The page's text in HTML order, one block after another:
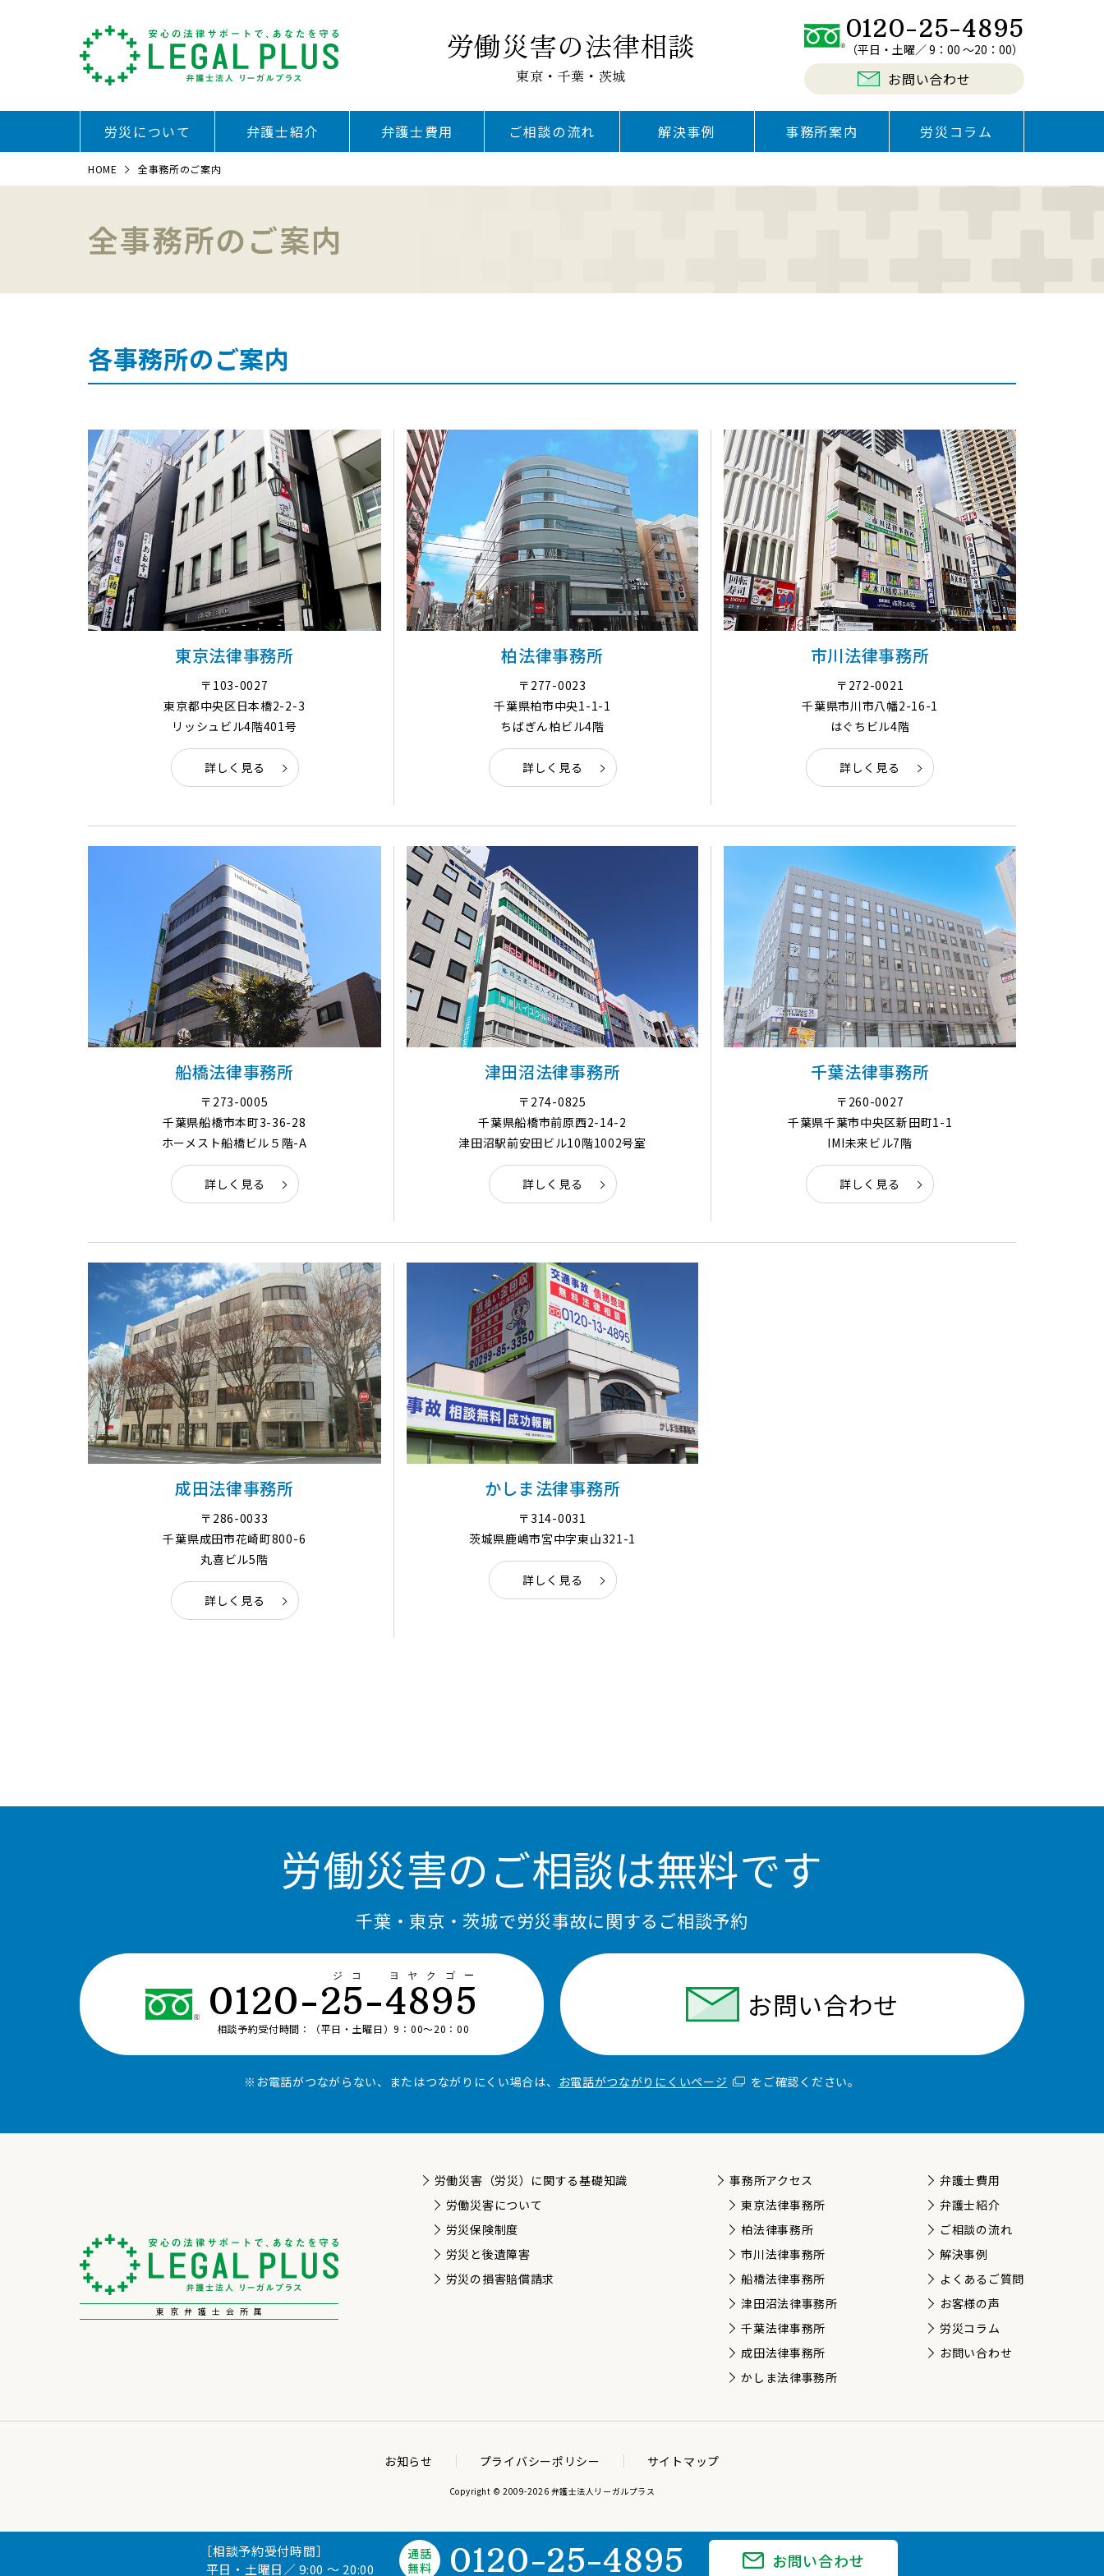
労働災害の法律相談
東京・千葉・茨城
0120-25-4895
（平日・土曜／ 9：00 〜20：00）
お問い合わせ
労災について 弁護士紹介 弁護士費用 ご相談の流れ 解決事例 事務所案内 労災コラム
HOME 全事務所のご案内
全事務所のご案内
各事務所のご案内
東京法律事務所
〒103-0027
東京都中央区日本橋2-2-3
リッシュビル4階401号
詳しく見る
柏法律事務所
〒277-0023
千葉県柏市中央1-1-1
ちばぎん柏ビル4階
詳しく見る
市川法律事務所
〒272-0021
千葉県市川市八幡2-16-1
はぐちビル4階
詳しく見る
船橋法律事務所
〒273-0005
千葉県船橋市本町3-36-28
ホーメスト船橋ビル５階-A
詳しく見る
津田沼法律事務所
〒274-0825
千葉県船橋市前原西2-14-2
津田沼駅前安田ビル10階1002号室
詳しく見る
千葉法律事務所
〒260-0027
千葉県千葉市中央区新田町1-1
IMI未来ビル7階
詳しく見る
成田法律事務所
〒286-0033
千葉県成田市花崎町800-6
丸喜ビル5階
詳しく見る
かしま法律事務所
〒314-0031
茨城県鹿嶋市宮中字東山321-1
詳しく見る
労働災害のご相談は無料です
千葉・東京・茨城で労災事故に関するご相談予約
0120-25-4895
ジコ ヨヤクゴー
相談予約受付時間：（平日・土曜日）9：00〜20：00
お問い合わせ
※お電話がつながらない、またはつながりにくい場合は、 お電話がつながりにくいページ をご確認ください。
東京弁護士会所属
労働災害（労災）に関する基礎知識
労働災害について
労災保険制度
労災と後遺障害
労災の損害賠償請求
事務所アクセス
東京法律事務所
柏法律事務所
市川法律事務所
船橋法律事務所
津田沼法律事務所
千葉法律事務所
成田法律事務所
かしま法律事務所
弁護士費用
弁護士紹介
ご相談の流れ
解決事例
よくあるご質問
お客様の声
労災コラム
お問い合わせ
お知らせ プライバシーポリシー サイトマップ
Copyright © 2009-2026 弁護士法人リーガルプラス
［相談予約受付時間］
平日・土曜日／ 9:00 ～ 20:00
通話
無料
0120-25-4895 お問い合わせ